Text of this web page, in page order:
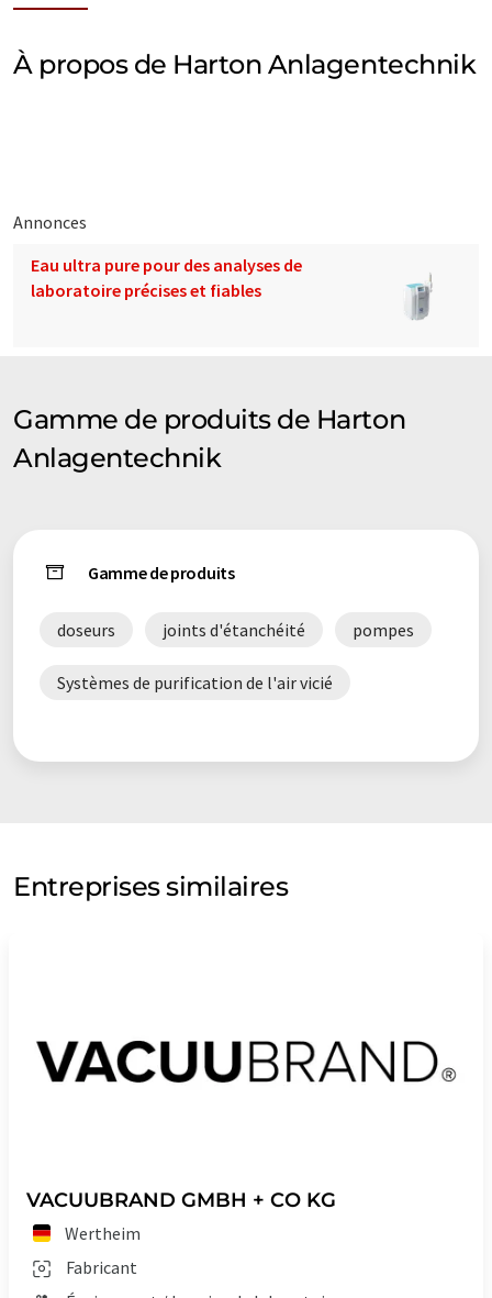
À propos de Harton Anlagentechnik
Annonces
Eau ultra pure pour des analyses de
laboratoire précises et fiables
Gamme de produits de Harton
Anlagentechnik
Gamme de produits
doseurs joints d'étanchéité pompes
Systèmes de purification de l'air vicié
Entreprises similaires
VACUUBRAND GMBH + CO KG
Wertheim
Fabricant